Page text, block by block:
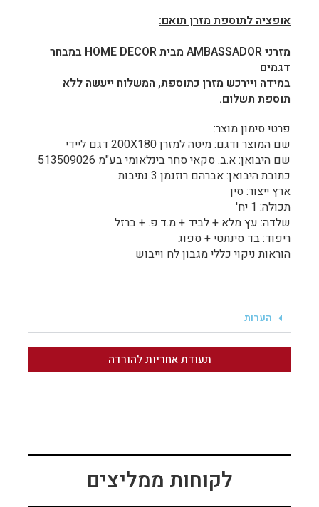
אופציה לתוספת מזרן תואם:
מזרני AMBASSADOR מבית HOME DECOR במבחר
דגמים
במידה ויירכש מזרן כתוספת, המשלוח ייעשה ללא
תוספת תשלום.
פרטי סימון מוצר:
שם המוצר ודגם: מיטה למזרן 200X180 דגם ליידי
שם היבואן: א.ב. סקאי סחר בינלאומי בע"מ 513509026
כתובת היבואן: אברהם רוזנמן 3 נתיבות
ארץ ייצור: סין
תכולה: 1 יח'
שלדה: עץ מלא + לביד + מ.ד.פ. + ברזל
ריפוד: בד סינתטי + ספוג
הוראות ניקוי כללי מגבון לח וייבוש
הערות
תעודת אחריות להורדה
לקוחות ממליצים